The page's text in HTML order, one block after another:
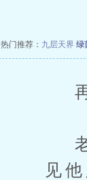
热门推荐： 九层天界 绿
再
老
见